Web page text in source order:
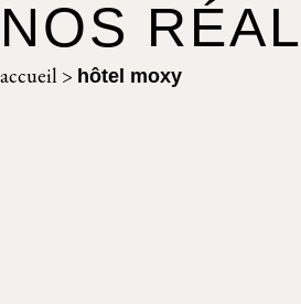
NOS
accueil > hôtel moxy